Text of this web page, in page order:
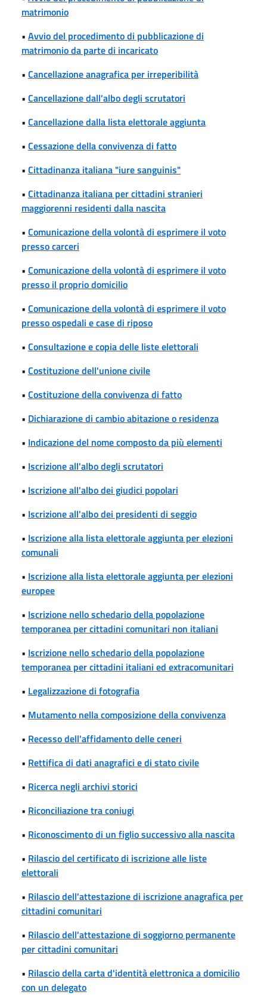
matrimonio
• Avvio del procedimento di pubblicazione di
matrimonio da parte di incaricato
• Cancellazione anagrafica per irreperibilità
• Cancellazione dall'albo degli scrutatori
• Cancellazione dalla lista elettorale aggiunta
• Cessazione della convivenza di fatto
• Cittadinanza italiana "iure sanguinis"
• Cittadinanza italiana per cittadini stranieri
maggiorenni residenti dalla nascita
• Comunicazione della volontà di esprimere il voto
presso carceri
• Comunicazione della volontà di esprimere il voto
presso il proprio domicilio
• Comunicazione della volontà di esprimere il voto
presso ospedali e case di riposo
• Consultazione e copia delle liste elettorali
• Costituzione dell'unione civile
• Costituzione della convivenza di fatto
• Dichiarazione di cambio abitazione o residenza
• Indicazione del nome composto da più elementi
• Iscrizione all'albo degli scrutatori
• Iscrizione all'albo dei giudici popolari
• Iscrizione all'albo dei presidenti di seggio
• Iscrizione alla lista elettorale aggiunta per elezioni
comunali
• Iscrizione alla lista elettorale aggiunta per elezioni
europee
• Iscrizione nello schedario della popolazione
temporanea per cittadini comunitari non italiani
• Iscrizione nello schedario della popolazione
temporanea per cittadini italiani ed extracomunitari
• Legalizzazione di fotografia
• Mutamento nella composizione della convivenza
• Recesso dell'affidamento delle ceneri
• Rettifica di dati anagrafici e di stato civile
• Ricerca negli archivi storici
• Riconciliazione tra coniugi
• Riconoscimento di un figlio successivo alla nascita
• Rilascio del certificato di iscrizione alle liste
elettorali
• Rilascio dell'attestazione di iscrizione anagrafica per
cittadini comunitari
• Rilascio dell'attestazione di soggiorno permanente
per cittadini comunitari
• Rilascio della carta d'identità elettronica a domicilio
con un delegato